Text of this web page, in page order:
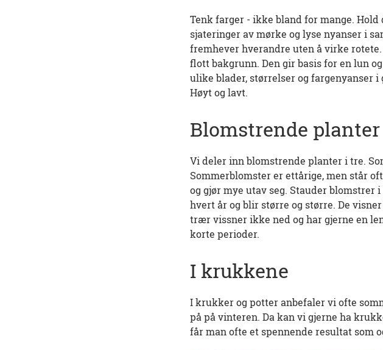
Tenk farger - ikke bland for mange.
sjateringer av mørke og lyse nyanser i
fremhever hverandre uten å virke
flott bakgrunn. Den gir basis for en lun
ulike blader, størrelser og fargenyanser
Høyt og lavt.
Blomstrende planter
Vi deler inn blomstrende planter i tre.
Sommerblomster er ettårige, men står
og gjør mye utav seg. Stauder
hvert år og blir større og større. De
trær vissner ikke ned og har gjerne en
korte perioder.
I krukkene
I krukker og potter anbefaler vi ofte
på på vinteren. Da kan vi gjerne ha
får man ofte et spennende resultat som